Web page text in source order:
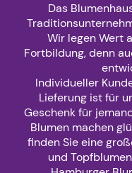
Das
Wir legen Wert
Fortbildung, denn
Individueller
Lieferung ist für
Geschenk für
Blumen machen
finden Sie eine
und